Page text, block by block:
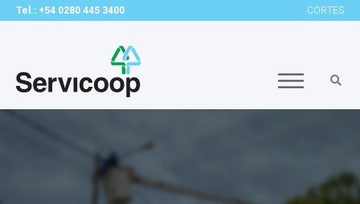
Tel.: +54 0280 445 3400 CORTES